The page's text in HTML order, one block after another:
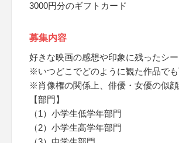
3000円分のギフトカード
募集内容
好きな映画の感想や印象に残ったシ
※いつどこでどのように観た作品で
※肖像権の関係上、俳優・女優の似
【部門】
（1）小学生低学年部門
（2）小学生高学年部門